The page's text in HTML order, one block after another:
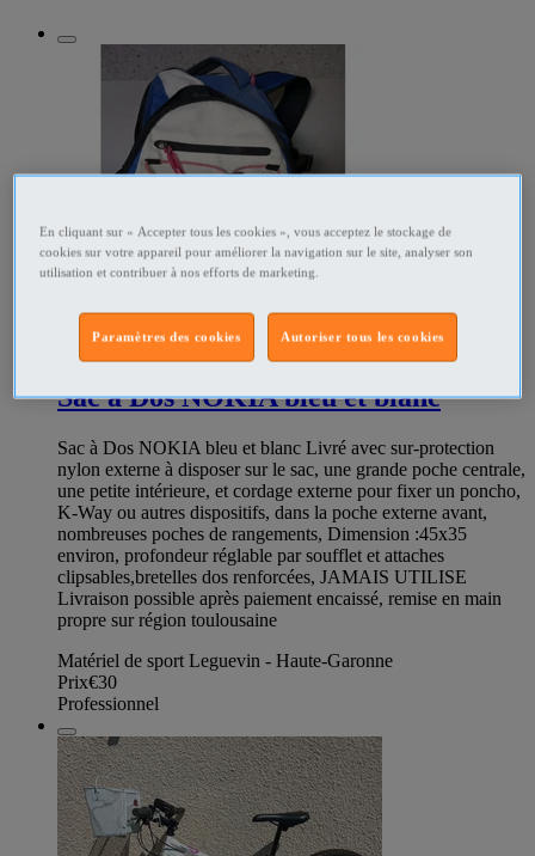
347853937
Sac à Dos NOKIA bleu et blanc
Sac à Dos NOKIA bleu et blanc Livré avec sur-protection
nylon externe à disposer sur le sac, une grande poche centrale,
une petite intérieure, et cordage externe pour fixer un poncho,
K-Way ou autres dispositifs, dans la poche externe avant,
nombreuses poches de rangements, Dimension :45x35
environ, profondeur réglable par soufflet et attaches
clipsables,bretelles dos renforcées, JAMAIS UTILISE
Livraison possible après paiement encaissé, remise en main
propre sur région toulousaine
Matériel de sport Leguevin - Haute-Garonne
Prix€30
Professionnel
En cliquant sur « Accepter tous les cookies », vous acceptez le stockage de
cookies sur votre appareil pour améliorer la navigation sur le site, analyser son
utilisation et contribuer à nos efforts de marketing.
Autoriser tous les cookies
Paramètres des cookies